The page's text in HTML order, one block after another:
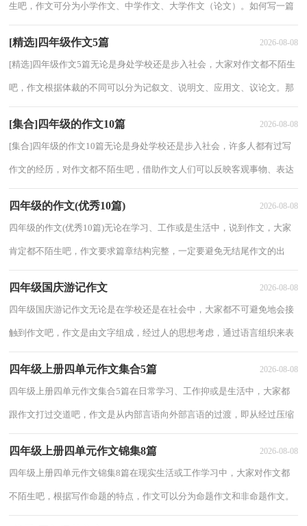
生吧，作文可分为小学作文、中学作文、大学作文（论文）。如何写一篇
[精选]四年级作文5篇 2026-08-08
[精选]四年级作文5篇无论是身处学校还是步入社会，大家对作文都不陌生
吧，作文根据体裁的不同可以分为记叙文、说明文、应用文、议论文。那
[集合]四年级的作文10篇 2026-08-08
[集合]四年级的作文10篇无论是身处学校还是步入社会，许多人都有过写
作文的经历，对作文都不陌生吧，借助作文人们可以反映客观事物、表达
四年级的作文(优秀10篇) 2026-08-08
四年级的作文(优秀10篇)无论在学习、工作或是生活中，说到作文，大家
肯定都不陌生吧，作文要求篇章结构完整，一定要避免无结尾作文的出
四年级国庆游记作文 2026-08-08
四年级国庆游记作文无论是在学校还是在社会中，大家都不可避免地会接
触到作文吧，作文是由文字组成，经过人的思想考虑，通过语言组织来表
四年级上册四单元作文集合5篇 2026-08-08
四年级上册四单元作文集合5篇在日常学习、工作抑或是生活中，大家都
跟作文打过交道吧，作文是从内部言语向外部言语的过渡，即从经过压缩
四年级上册四单元作文锦集8篇 2026-08-08
四年级上册四单元作文锦集8篇在现实生活或工作学习中，大家对作文都
不陌生吧，根据写作命题的特点，作文可以分为命题作文和非命题作文。